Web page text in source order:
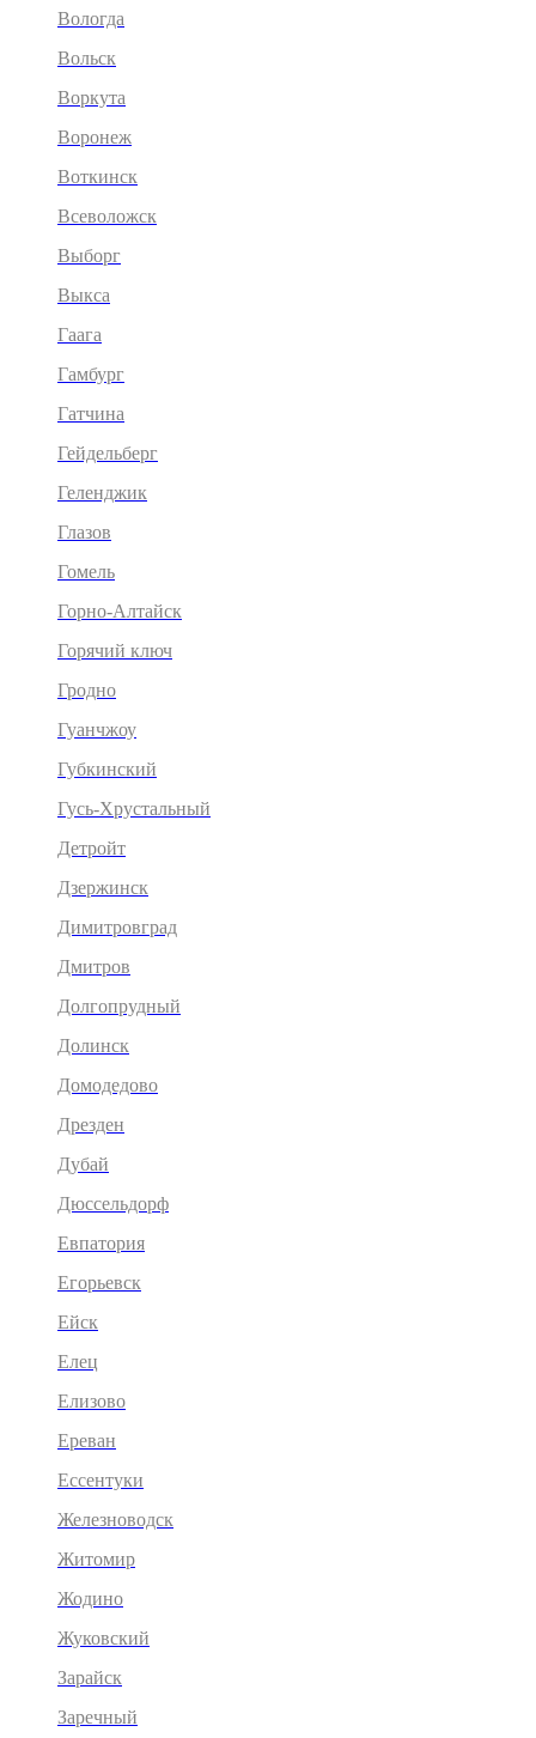
Вологда
Вольск
Воркута
Воронеж
Воткинск
Всеволожск
Выборг
Выкса
Гаага
Гамбург
Гатчина
Гейдельберг
Геленджик
Глазов
Гомель
Горно-Алтайск
Горячий ключ
Гродно
Гуанчжоу
Губкинский
Гусь-Хрустальный
Детройт
Дзержинск
Димитровград
Дмитров
Долгопрудный
Долинск
Домодедово
Дрезден
Дубай
Дюссельдорф
Евпатория
Егорьевск
Ейск
Елец
Елизово
Ереван
Ессентуки
Железноводск
Житомир
Жодино
Жуковский
Зарайск
Заречный